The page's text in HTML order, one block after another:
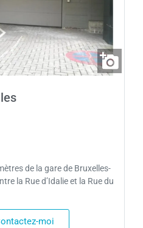
de la gare de Bruxelles-
la Rue d’Idalie et la Rue du
moi